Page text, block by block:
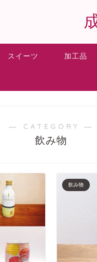
スイーツ 加工品
― CATEGORY ―
飲み物
飲み物